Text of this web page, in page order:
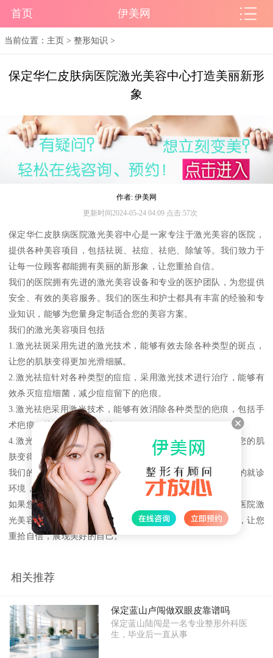
首页 伊美网
当前位置： 主页 >整形知识 >
保定华仁皮肤病医院激光美容中心打造美丽新形
象
作者: 伊美网
更新时间2024-05-24 04:09 点击:57次
保定华仁皮肤病医院激光美容中心是一家专注于激光美容的医院，
提供各种美容项目，包括祛斑、祛痘、祛疤、除皱等。我们致力于
让每一位顾客都能拥有美丽的新形象，让您重拾自信。
我们的医院拥有先进的激光美容设备和专业的医护团队，为您提供
安全、有效的美容服务。我们的医生和护士都具有丰富的经验和专
业知识，能够为您量身定制适合您的美容方案。
我们的激光美容项目包括
1.激光祛斑采用先进的激光技术，能够有效去除各种类型的斑点，
让您的肌肤变得更加光滑细腻。
2.激光祛痘针对各种类型的痘痘，采用激光技术进行治疗，能够有
效杀灭痘痘细菌，减少痘痘留下的疤痕。
3.激光祛疤采用激光技术，能够有效消除各种类型的疤痕，包括手
术疤痕、烧伤疤痕、痘疤等。
4.激光除皱采用激光技术，能够有效去除皮肤上的皱纹，让您的肌
肤变得更年轻、更有弹性。
我们的医院注重服务质量和顾客体验，为您提供舒适、温馨的就诊
环境，让您在美容的同时也能够享受到愉悦的体验。
如果您正在寻找一家专业的激光美容中心，保定华仁皮肤病医院激
光美容中心将是您的不二选择。我们将为您打造美丽新形象，让您
重拾自信，展现美好的自己。
相关推荐
保定蓝山卢闯做双眼皮靠谱吗
保定蓝山陆闯是一名专业整形外科医
生，毕业后一直从事